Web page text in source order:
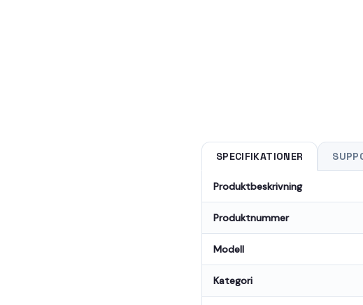
SPECIFIKATIONER
Produktbeskrivning
Produktnummer
Modell
Kategori